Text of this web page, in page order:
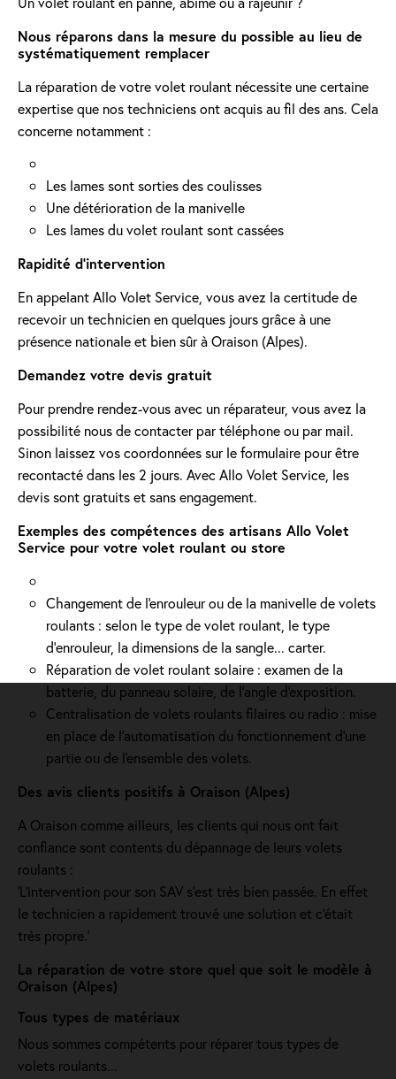
Nous réparons dans la mesure du possible au lieu de
systématiquement remplacer
La réparation de votre volet roulant nécessite une certaine
expertise que nos techniciens ont acquis au fil des ans. Cela
concerne notamment :
Les lames sont sorties des coulisses
Une détérioration de la manivelle
Les lames du volet roulant sont cassées
Rapidité d'intervention
En appelant Allo Volet Service, vous avez la certitude de
recevoir un technicien en quelques jours grâce à une
présence nationale et bien sûr à Oraison (Alpes).
Demandez votre devis gratuit
Pour prendre rendez-vous avec un réparateur, vous avez la
possibilité nous de contacter par téléphone ou par mail.
Sinon laissez vos coordonnées sur le formulaire pour être
recontacté dans les 2 jours. Avec Allo Volet Service, les
devis sont gratuits et sans engagement.
Exemples des compétences des artisans Allo Volet
Service pour votre volet roulant ou store
Changement de l'enrouleur ou de la manivelle de volets
roulants : selon le type de volet roulant, le type
d’enrouleur, la dimensions de la sangle... carter.
Réparation de volet roulant solaire : examen de la
batterie, du panneau solaire, de l'angle d'exposition.
Centralisation de volets roulants filaires ou radio : mise
en place de l'automatisation du fonctionnement d’une
partie ou de l'ensemble des volets.
Des avis clients positifs à Oraison (Alpes)
A Oraison comme ailleurs, les clients qui nous ont fait
confiance sont contents du dépannage de leurs volets
roulants :
'L’intervention pour son SAV s’est très bien passée. En effet
le technicien a rapidement trouvé une solution et c’était
très propre.'
La réparation de votre store quel que soit le modèle à
Oraison (Alpes)
Tous types de matériaux
Nous sommes compétents pour réparer tous types de
volets roulants...